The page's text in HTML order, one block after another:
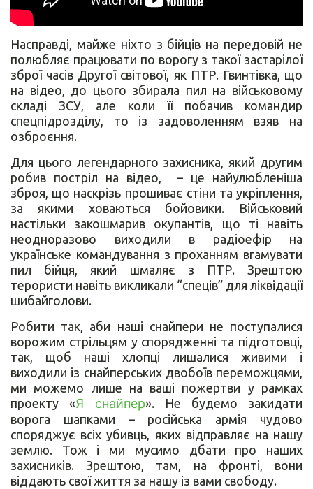
Насправді, майже ніхто з бійців на передовій не
полюбляє працювати по ворогу з такої застарілої
зброї часів Другої світової, як ПТР. Гвинтівка, що
на відео, до цього збирала пил на військовому
складі ЗСУ, але коли її побачив командир
спецпідрозділу, то із задоволенням взяв на
озброєння.
Для цього легендарного захисника, який другим
робив постріл на відео, – це найулюбленіша
зброя, що наскрізь прошиває стіни та укріплення,
за якими ховаються бойовики. Військовий
настільки закошмарив окупантів, що ті навіть
неодноразово виходили в радіоефір на
українське командування з проханням вгамувати
пил бійця, який шмаляє з ПТР. Зрештою
терористи навіть викликали “спеців” для ліквідації
шибайголови.
Робити так, аби наші снайпери не поступалися
ворожим стрільцям у спорядженні та підготовці,
так, щоб наші хлопці лишалися живими і
виходили із снайперських двобоїв переможцями,
ми можемо лише на ваші пожертви у рамках
проекту «Я снайпер». Не будемо закидати
ворога шапками – російська армія чудово
споряджує всіх убивць, яких відправляє на нашу
землю. Тож і ми мусимо дбати про наших
захисників. Зрештою, там, на фронті, вони
віддають свої життя за нашу із вами свободу.